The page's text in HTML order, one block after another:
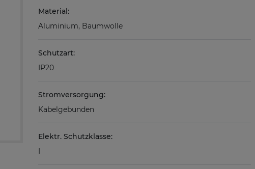
Material:
Aluminium, Baumwolle
Schutzart:
IP20
Stromversorgung:
Kabelgebunden
Elektr. Schutzklasse:
I